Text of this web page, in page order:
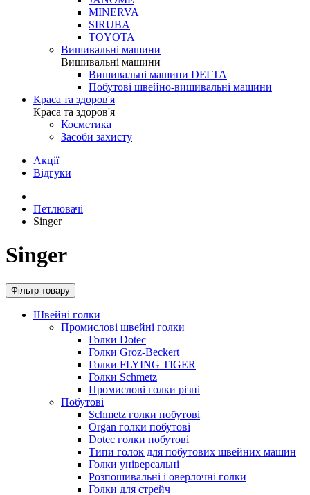
MINERVA
SIRUBA
TOYOTA
Вишивальні машини
Вишивальні машини
Вишивальні машини DELTA
Побутові швейно-вишивальні машини
Краса та здоров'я
Краса та здоров'я
Косметика
Засоби захисту
Акції
Відгуки
Петлювачі
Singer
Singer
Фільтр товару
Швейні голки
Промислові швейні голки
Голки Dotec
Голки Groz-Beckert
Голки FLYING TIGER
Голки Schmetz
Промислові голки різні
Побутові
Schmetz голки побутові
Organ голки побутові
Dotec голки побутові
Типи голок для побутових швейних машин
Голки універсальні
Розпошивальні і оверлочні голки
Голки для стрейч